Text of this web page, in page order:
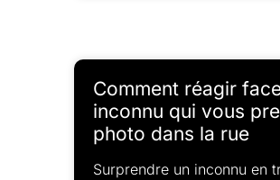
Comment réagir
inconnu qui vous
photo dans la rue
Surprendre un inconnu en